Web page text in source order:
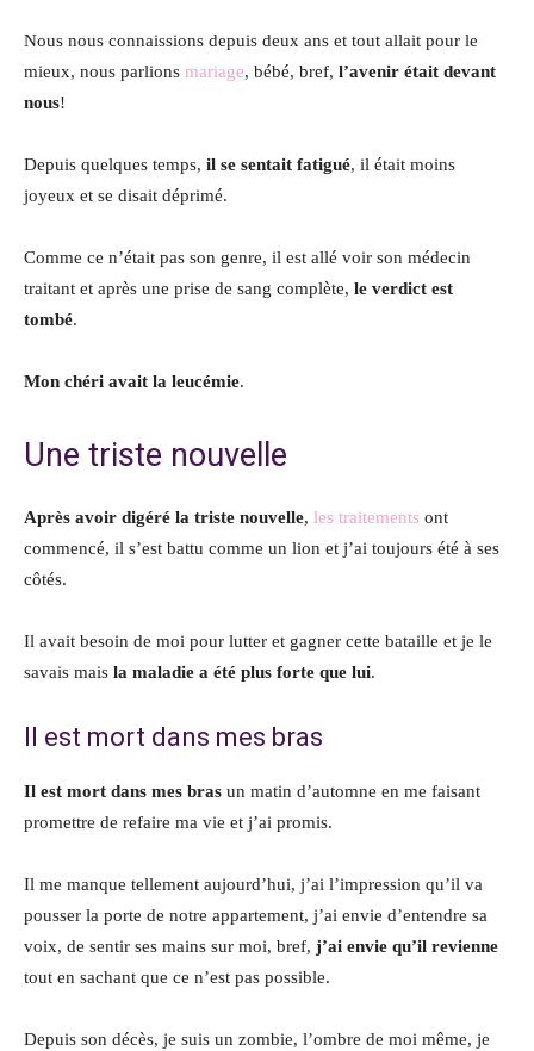
Nous nous connaissions depuis deux ans et tout allait pour le
mieux, nous parlions mariage, bébé, bref, l’avenir était devant
nous!
Depuis quelques temps, il se sentait fatigué, il était moins
joyeux et se disait déprimé.
Comme ce n’était pas son genre, il est allé voir son médecin
traitant et après une prise de sang complète, le verdict est
tombé.
Mon chéri avait la leucémie.
Une triste nouvelle
Après avoir digéré la triste nouvelle, les traitements ont
commencé, il s’est battu comme un lion et j’ai toujours été à ses
côtés.
Il avait besoin de moi pour lutter et gagner cette bataille et je le
savais mais la maladie a été plus forte que lui.
Il est mort dans mes bras
Il est mort dans mes bras un matin d’automne en me faisant
promettre de refaire ma vie et j’ai promis.
Il me manque tellement aujourd’hui, j’ai l’impression qu’il va
pousser la porte de notre appartement, j’ai envie d’entendre sa
voix, de sentir ses mains sur moi, bref, j’ai envie qu’il revienne
tout en sachant que ce n’est pas possible.
Depuis son décès, je suis un zombie, l’ombre de moi même, je